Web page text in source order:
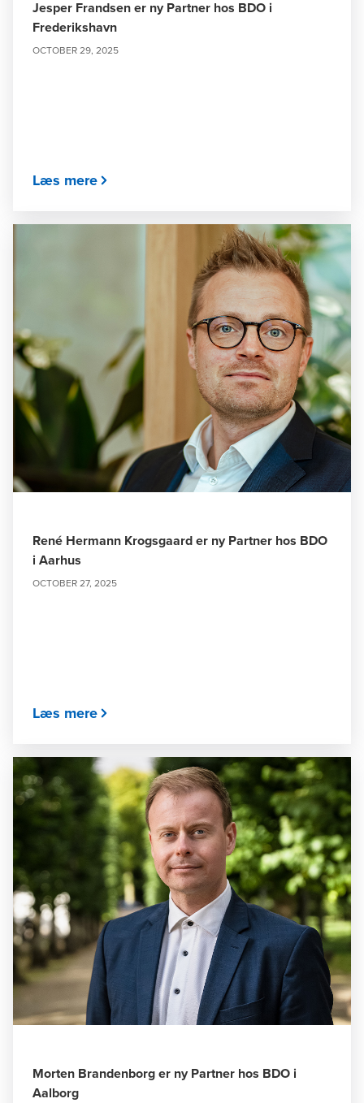
Jesper Frandsen er ny Partner hos BDO i
Frederikshavn
OCTOBER 29, 2025
Læs mere
René Hermann Krogsgaard er ny Partner hos BDO
i Aarhus
OCTOBER 27, 2025
Læs mere
Morten Brandenborg er ny Partner hos BDO i
Aalborg